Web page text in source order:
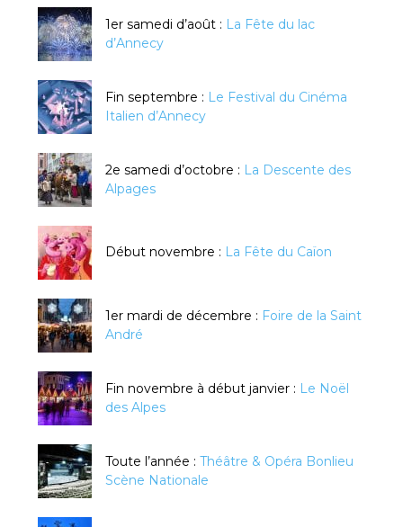
1er samedi d’août : La Fête du lac
d’Annecy
Fin septembre : Le Festival du Cinéma
Italien d’Annecy
2e samedi d’octobre : La Descente des
Alpages
Début novembre : La Fête du Caïon
1er mardi de décembre : Foire de la Saint
André
Fin novembre à début janvier : Le Noël
des Alpes
Toute l’année : Théâtre & Opéra Bonlieu
Scène Nationale